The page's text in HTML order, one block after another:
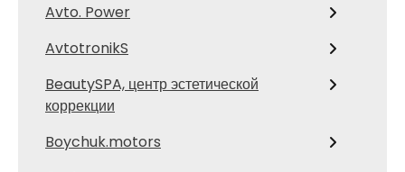
Avto. Power
AvtotronikS
BeautySPA, центр эстетической
коррекции
Boychuk.motors